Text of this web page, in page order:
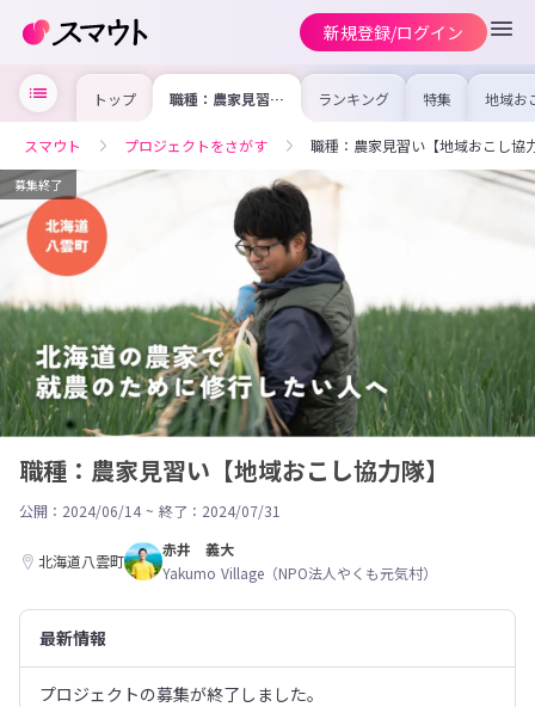
新規登録/ログイン
トップ 職種：農家見習い
【地域おこし協力
ランキング 特集 地域お
の求
を集め
事内容
を比較
合った
けよう
スマウト プロジェクトをさがす 職種：農家見習い【地域おこし協
募集終了
職種：農家見習い【地域おこし協力隊】
公開：2024/06/14 ~ 終了：2024/07/31
北海道八雲町
赤井 義大
Yakumo Village（NPO法人やくも元気村）
最新情報
プロジェクトの募集が終了しました。